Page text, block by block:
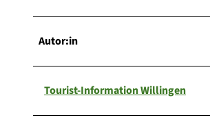
Autor:in
Tourist-Information Willingen